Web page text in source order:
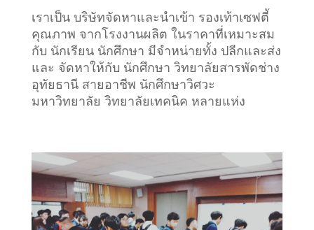
เราเป็น บริษัทจัดหาและนำเข้า รองเท้าเซฟตี้
คุณภาพ จากโรงงานผลิต ในราคาที่เหมาะสม
กับ นักเรียน นักศึกษา มีจำหน่ายทั้ง ปลีกและส่ง
และ จัดหาให้กับ นักศึกษา วิทยาลัยสารพัดช่าง
อุทัยธานี สายอาชีพ นักศึกษาวิศวะ
มหาวิทยาลัย วิทยาลัยเทคนิค หลายแห่ง